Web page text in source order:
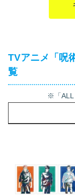
TVアニメ「呪
覧
※「ALL